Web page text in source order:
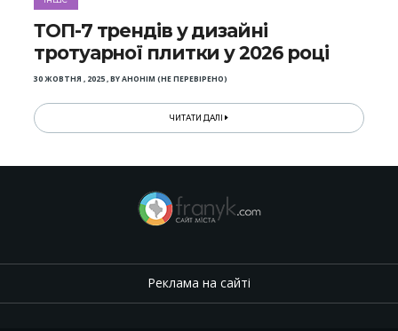
ТОП-7 трендів у дизайні
тротуарної плитки у 2026 році
30 ЖОВТНЯ , 2025,BYАНОНІМ (НЕ ПЕРЕВІРЕНО)
ЧИТАТИ ДАЛІ
Реклама на сайті